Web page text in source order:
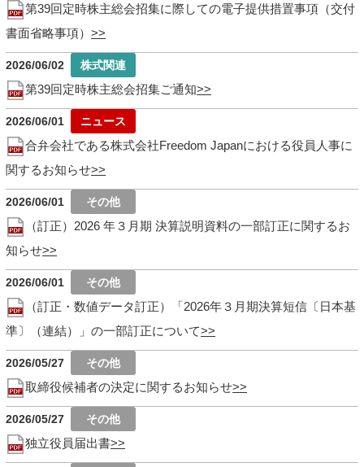
第39回定時株主総会招集に際しての電子提供措置事項（交付
書面省略事項）
2026/06/02
第39回定時株主総会招集ご通知
2026/06/01
合弁会社である株式会社Freedom Japanにおける役員人事に
関するお知らせ
2026/06/01
（訂正）2026 年３月期 決算説明資料の一部訂正に関するお
知らせ
2026/06/01
（訂正・数値データ訂正）「2026年３月期決算短信〔日本基
準〕（連結）」の一部訂正について
2026/05/27
取締役候補者の決定に関するお知らせ
2026/05/27
独立役員届出書